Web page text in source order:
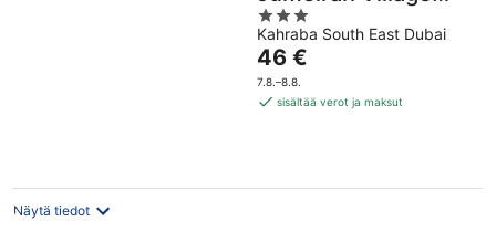
Circle by IHG
3
out
of
5
Kahraba South East Dubai
Hinta
on
46 €
46 €
7.8.–8.8.
sisältää verot ja maksut
Näytä tiedot